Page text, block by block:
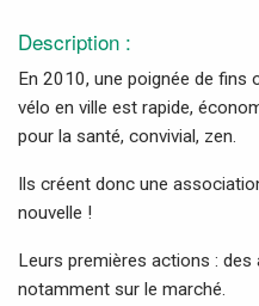
Description :
En 2010, une poignée de fins
vélo en ville est rapide,
pour la santé, convivial, zen.
Ils créent donc une
nouvelle !
Leurs premières actions : des
notamment sur le marché.